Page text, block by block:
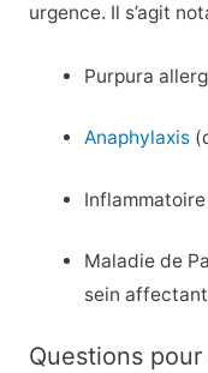
urgence. Il s’agit
Purpura
Anaphylaxis
Inflammatoire
Maladie de
sein
Questions